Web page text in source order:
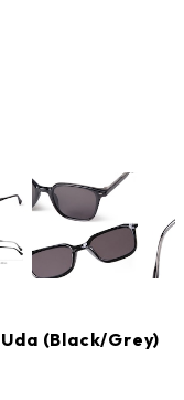
(Black/Grey)